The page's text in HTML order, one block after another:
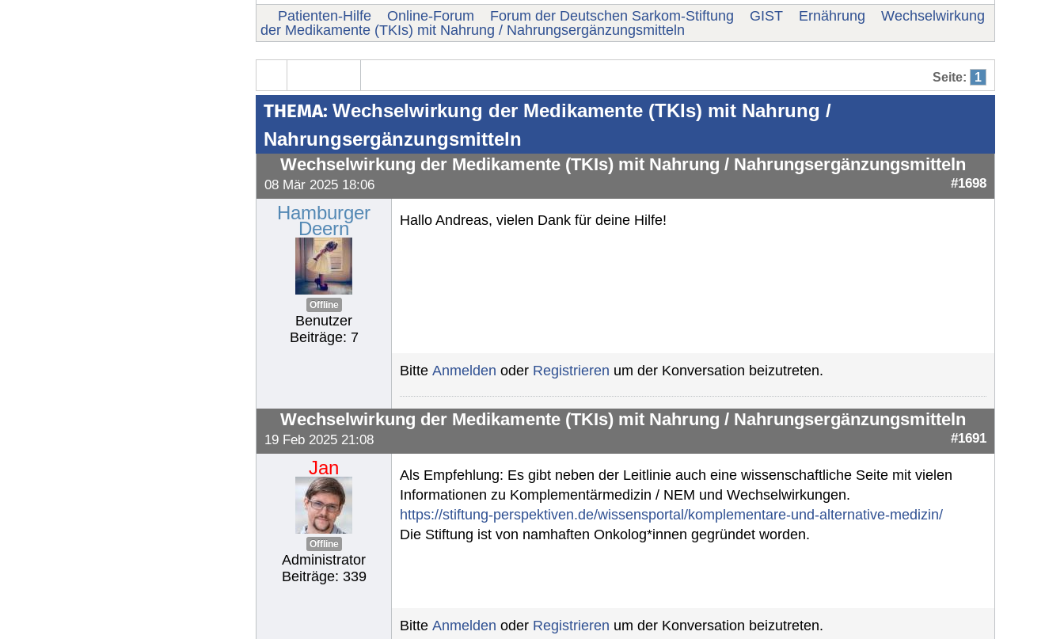
Patienten-Hilfe Online-Forum Forum der Deutschen Sarkom-Stiftung GIST Ernährung
Wechselwirkung
der Medikamente (TKIs) mit Nahrung / Nahrungsergänzungsmitteln
Seite: 1
THEMA: Wechselwirkung der Medikamente (TKIs) mit Nahrung /
Nahrungsergänzungsmitteln
Wechselwirkung der Medikamente (TKIs) mit Nahrung / Nahrungsergänzungsmitteln
08 Mär 2025 18:06 #1698
Hamburger
Deern
Offline
Benutzer
Beiträge: 7
Hallo Andreas, vielen Dank für deine Hilfe!
Bitte Anmelden oder Registrieren um der Konversation beizutreten.
Wechselwirkung der Medikamente (TKIs) mit Nahrung / Nahrungsergänzungsmitteln
19 Feb 2025 21:08 #1691
Jan
Offline
Administrator
Beiträge: 339
Als Empfehlung: Es gibt neben der Leitlinie auch eine wissenschaftliche Seite mit vielen
Informationen zu Komplementärmedizin / NEM und Wechselwirkungen.
https://stiftung-perspektiven.de/wissensportal/komplementare-und-alternative-medizin/
Die Stiftung ist von namhaften Onkolog*innen gegründet worden.
Bitte Anmelden oder Registrieren um der Konversation beizutreten.